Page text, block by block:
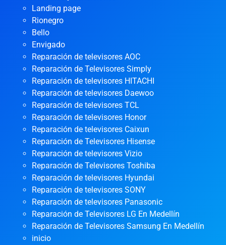
Landing page
Rionegro
Bello
Envigado
Reparación de televisores AOC
Reparación de Televisores Simply
Reparación de televisores HITACHI
Reparación de televisores Daewoo
Reparación de televisores TCL
Reparación de televisores Honor
Reparación de televisores Caixun
Reparación de Televisores Hisense
Reparación de televisores Vizio
Reparación de Televisores Toshiba
Reparación de televisores Hyundai
Reparación de televisores SONY
Reparación de televisores Panasonic
Reparación de Televisores LG En Medellín
Reparación de Televisores Samsung En Medellín
inicio